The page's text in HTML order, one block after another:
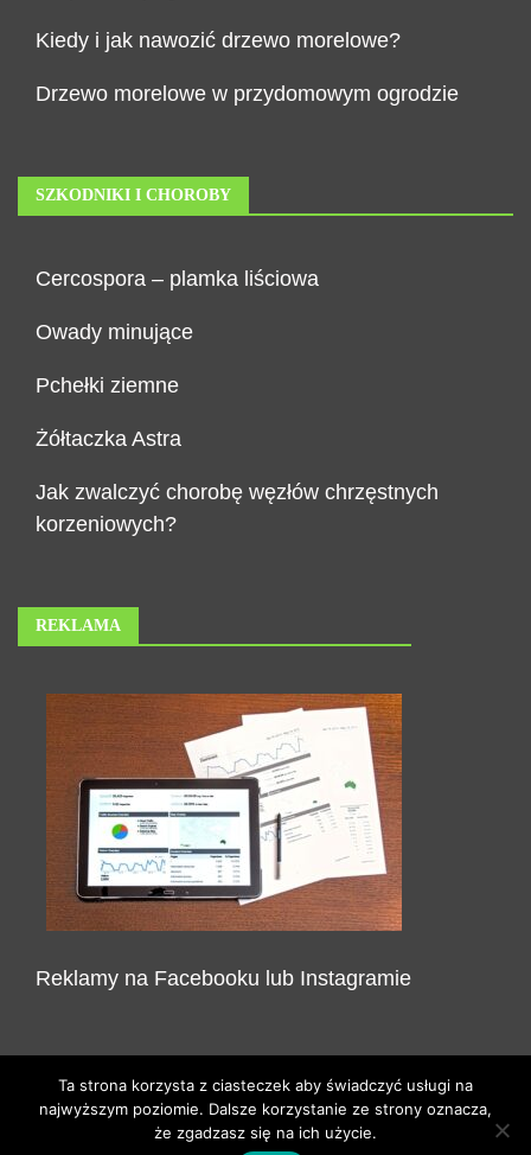
Kiedy i jak nawozić drzewo morelowe?
Drzewo morelowe w przydomowym ogrodzie
SZKODNIKI I CHOROBY
Cercospora – plamka liściowa
Owady minujące
Pchełki ziemne
Żółtaczka Astra
Jak zwalczyć chorobę węzłów chrzęstnych
korzeniowych?
REKLAMA
Reklamy na Facebooku lub Instagramie
Ta strona korzysta z ciasteczek aby świadczyć usługi na
najwyższym poziomie. Dalsze korzystanie ze strony oznacza,
że zgadzasz się na ich użycie.